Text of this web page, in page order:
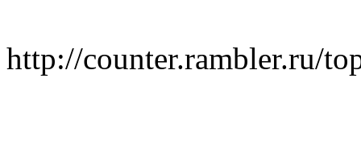
http://counter.rambler.ru/